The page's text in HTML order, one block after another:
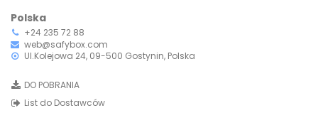
Polska
+24 235 72 88
web@safybox.com
Ul.Kolejowa 24, 09-500 Gostynin, Polska
DO POBRANIA
List do Dostawców